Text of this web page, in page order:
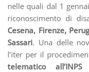
nelle quali dal 1
riconoscimento di
Cesena, Firenze,
Sassari. Una delle
l’iter per il
telematico all’INPS